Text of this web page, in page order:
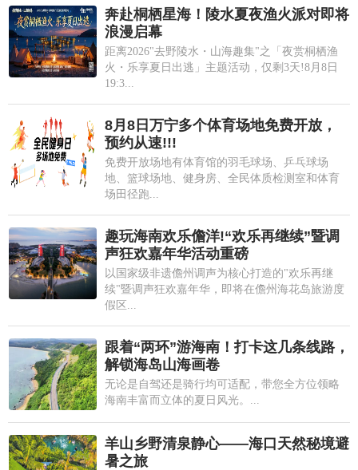
奔赴桐栖星海！陵水夏夜渔火派对即将
浪漫启幕
距离2026"去野陵水・山海趣集"之「夜赏桐栖渔
火・乐享夏日出逃」主题活动，仅剩3天!8月8日
19:3...
8月8日万宁多个体育场地免费开放，
预约从速!!!
免费开放场地有体育馆的羽毛球场、乒乓球场
地、篮球场地、健身房、全民体质检测室和体育
场田径跑...
趣玩海南欢乐儋洋!“欢乐再继续”暨调
声狂欢嘉年华活动重磅
以国家级非遗儋州调声为核心打造的"欢乐再继
续"暨调声狂欢嘉年华，即将在儋州海花岛旅游度
假区...
跟着“两环”游海南！打卡这几条线路，
解锁海岛山海画卷
无论是自驾还是骑行均可适配，带您全方位领略
海南丰富而立体的夏日风光。...
羊山乡野清泉静心——海口天然秘境避
暑之旅